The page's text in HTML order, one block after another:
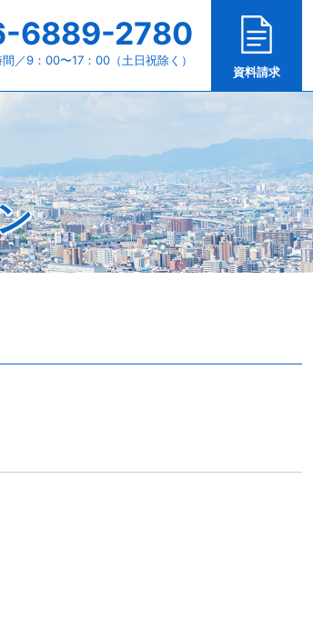
6889-2780
／9：00〜17：00（土日祝除く）
資料請求